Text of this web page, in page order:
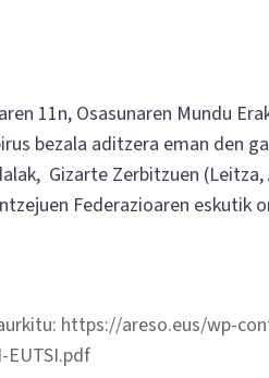
11n, Osasunaren Mundu
bezala aditzera eman den
Gizarte Zerbitzuen
Federazioaren eskutik
https://areso.eus/wp-
EUTSI.pdf